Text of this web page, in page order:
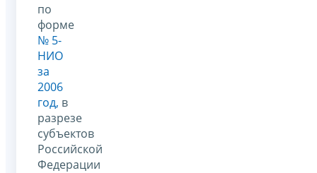
по
форме
№ 5-
НИО
за
2006
год, в
разрезе
субъектов
Российской
Федерации